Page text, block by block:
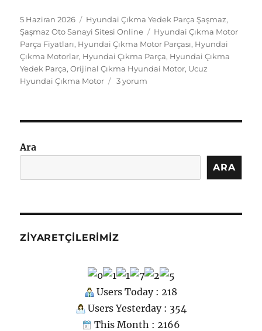
at
s
A
p
k
e
d
I
ai
l
e
g
r
a
ss
e
n
g
tl
o
o
k.
o
a
re
Yayın
tarihi
5 Haziran 2026 Kategoriler
Hyundai Çıkma Yedek Parça Şaşmaz,
Şaşmaz Oto Sanayi Sitesi Online
Etiketler
Hyundai Çıkma Motor
Parça Fiyatları, Hyundai Çıkma Motor Parçası, Hyundai
Çıkma Motorlar, Hyundai Çıkma Parça, Hyundai Çıkma
Yedek Parça,Orijinal Çıkma Hyundai Motor, Ucuz
Hyundai Çıkma Motor
Hyundai
3 yorum
Ara
ARA
ZIYARETÇILERIMIZ
Users Today : 218
Users Yesterday : 354
This Month : 2166